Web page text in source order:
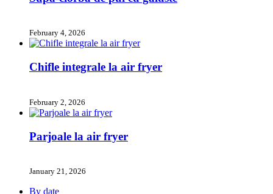
February 4, 2026
Chifle integrale la air fryer
February 2, 2026
Parjoale la air fryer
January 21, 2026
By date